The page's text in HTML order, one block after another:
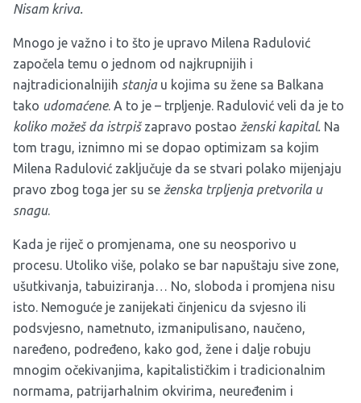
Nisam kriva.
Mnogo je važno i to što je upravo Milena Radulović
započela temu o jednom od najkrupnijih i
najtradicionalnijih stanja u kojima su žene sa Balkana
tako udomaćene. A to je – trpljenje. Radulović veli da je to
koliko možeš da istrpišzapravo postao ženski kapital. Na
tom tragu, iznimno mi se dopao optimizam sa kojim
Milena Radulović zaključuje da se stvari polako mijenjaju
pravo zbog toga jer su se ženska trpljenja pretvorila u
snagu.
Kada je riječ o promjenama, one su neosporivo u
procesu. Utoliko više, polako se bar napuštaju sive zone,
ušutkivanja, tabuiziranja… No, sloboda i promjena nisu
isto. Nemoguće je zanijekati činjenicu da svjesno ili
podsvjesno, nametnuto, izmanipulisano, naučeno,
naređeno, podređeno, kako god, žene i dalje robuju
mnogim očekivanjima, kapitalističkim i tradicionalnim
normama, patrijarhalnim okvirima, neuređenim i